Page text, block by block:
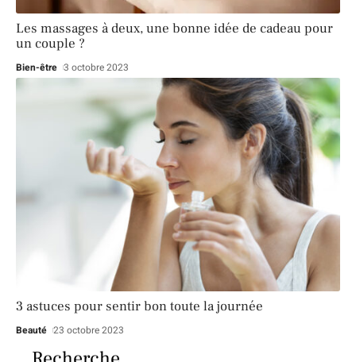
Les massages à deux, une bonne idée de cadeau pour
un couple ?
Bien-être 3 octobre 2023
3 astuces pour sentir bon toute la journée
Beauté 23 octobre 2023